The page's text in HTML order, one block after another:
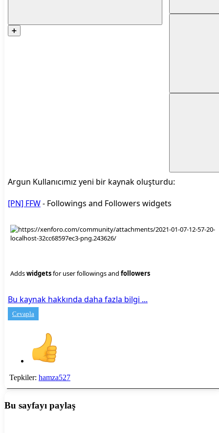
➕
Argun Kullanıcımız yeni bir kaynak oluşturdu:
[PN] FFW- Followings and Followers widgets
Addswidgetsfor user followings and followers
Bu kaynak hakkında daha fazla bilgi ...
Cevapla
Tepkiler: hamza527
Bu sayfayı paylaş